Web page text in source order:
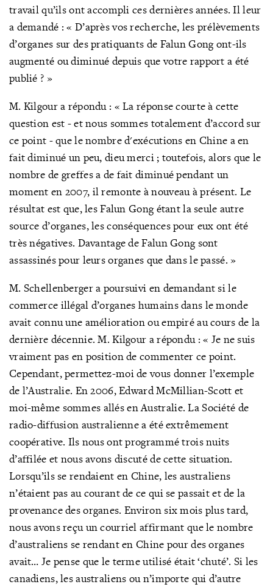
travail qu’ils ont accompli ces dernières années. Il leur
a demandé : « D’après vos recherche, les prélèvements
d’organes sur des pratiquants de Falun Gong ont-ils
augmenté ou diminué depuis que votre rapport a été
publié ? »
M. Kilgour a répondu : « La réponse courte à cette
question est - et nous sommes totalement d’accord sur
ce point - que le nombre d'exécutions en Chine a en
fait diminué un peu, dieu merci ; toutefois, alors que le
nombre de greffes a de fait diminué pendant un
moment en 2007, il remonte à nouveau à présent. Le
résultat est que, les Falun Gong étant la seule autre
source d’organes, les conséquences pour eux ont été
très négatives. Davantage de Falun Gong sont
assassinés pour leurs organes que dans le passé. »
M. Schellenberger a poursuivi en demandant si le
commerce illégal d’organes humains dans le monde
avait connu une amélioration ou empiré au cours de la
dernière décennie. M. Kilgour a répondu : « Je ne suis
vraiment pas en position de commenter ce point.
Cependant, permettez-moi de vous donner l’exemple
de l’Australie. En 2006, Edward McMillian-Scott et
moi-même sommes allés en Australie. La Société de
radio-diffusion australienne a été extrêmement
coopérative. Ils nous ont programmé trois nuits
d’affilée et nous avons discuté de cette situation.
Lorsqu’ils se rendaient en Chine, les australiens
n’étaient pas au courant de ce qui se passait et de la
provenance des organes. Environ six mois plus tard,
nous avons reçu un courriel affirmant que le nombre
d’australiens se rendant en Chine pour des organes
avait… Je pense que le terme utilisé était ‘chuté’. Si les
canadiens, les australiens ou n’importe qui d’autre